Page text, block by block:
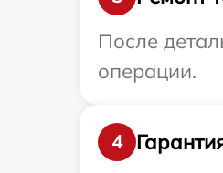
После
операции.
4